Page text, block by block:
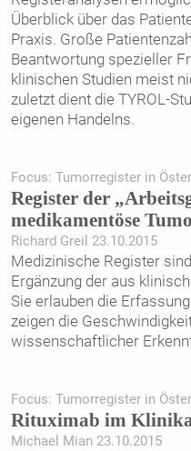
Überblick über das
Praxis. Große
Beantwortung spezieller
klinischen Studien meist
zuletzt dient die TYROL-
eigenen Handelns.
Focus: Tumorregister in
Register der
medikamentöse
Richard Greil 23.10.2015
Medizinische Register
Ergänzung der aus
Sie erlauben die
zeigen die
wissenschaftlicher
Focus: Tumorregister in
Rituximab im
Michael Mian 23.10.2015